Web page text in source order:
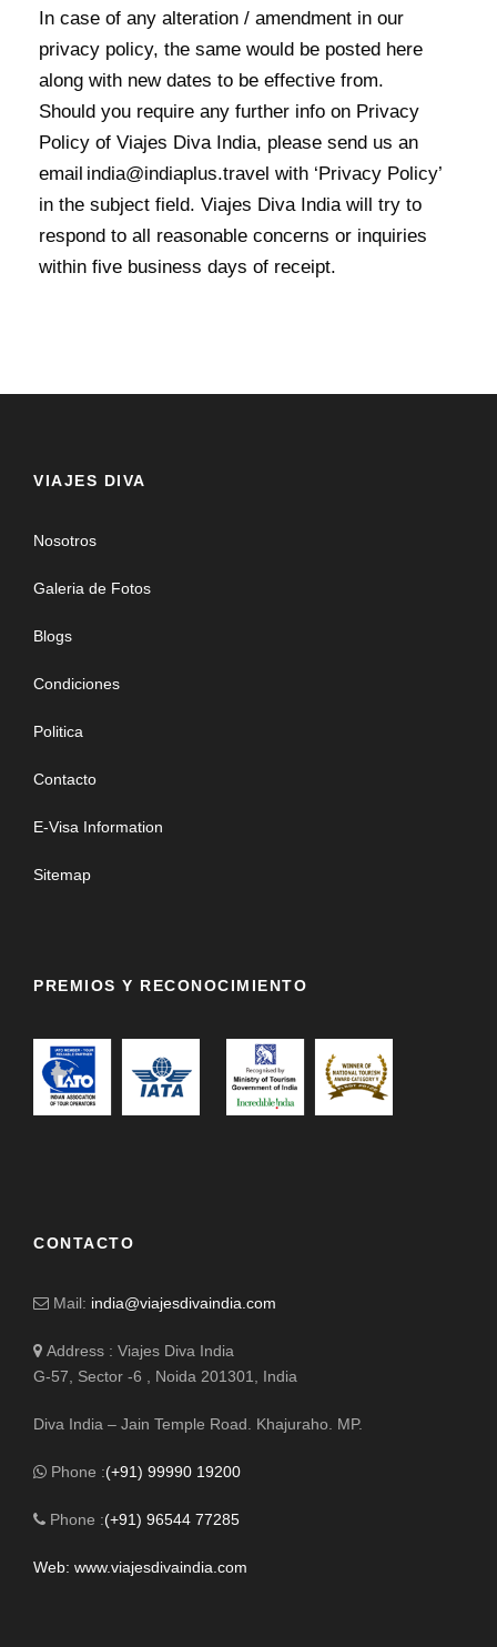
In case of any alteration / amendment in our
privacy policy, the same would be posted here
along with new dates to be effective from.
Should you require any further info on Privacy
Policy of Viajes Diva India, please send us an
email india@indiaplus.travel with ‘Privacy Policy’
in the subject field. Viajes Diva India will try to
respond to all reasonable concerns or inquiries
within five business days of receipt.
VIAJES DIVA
Nosotros
Galeria de Fotos
Blogs
Condiciones
Politica
Contacto
E-Visa Information
Sitemap
PREMIOS Y RECONOCIMIENTO
CONTACTO
Mail: india@viajesdivaindia.com
Address : Viajes Diva India
G-57, Sector -6 , Noida 201301, India
Diva India – Jain Temple Road. Khajuraho. MP.
Phone :(+91) 99990 19200
Phone :(+91) 96544 77285
Web: www.viajesdivaindia.com